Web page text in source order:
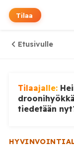
Tilaa
Etusivulle
Tilaajalle:
tiedetään